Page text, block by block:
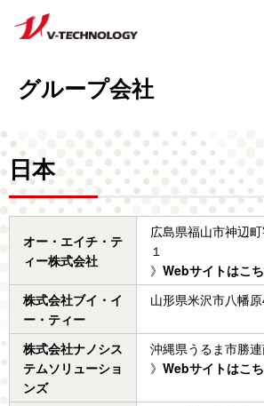
グループ会社
日本
オー・エイチ・テ
ィー株式会社
広島県福山市神辺
１
》 Webサイトはこ
株式会社ブイ・イ
ー・ティー
山形県米沢市八幡
株式会社ナノシス
テムソリューショ
ンズ
沖縄県うるま市勝
》 Webサイトはこ
IR情報
採用情報
技術・開発
お問い合わせ
サイト
ENGLISH